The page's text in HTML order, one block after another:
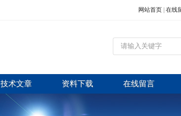
网站首页 在线
技术文章 资料下载 在线留言